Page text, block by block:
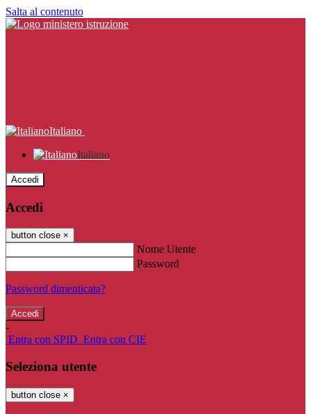
Salta al contenuto
Italiano
Italiano
Accedi
Accedi
button close ×
Nome Utente
Password
Password dimenticata?
-
Entra con SPID Entra con CIE
Seleziona utente
button close ×